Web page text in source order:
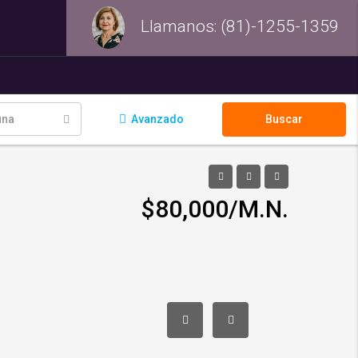
Llamanos: (81)-1255-1359
Avanzado Buscar
$80,000/M.N.